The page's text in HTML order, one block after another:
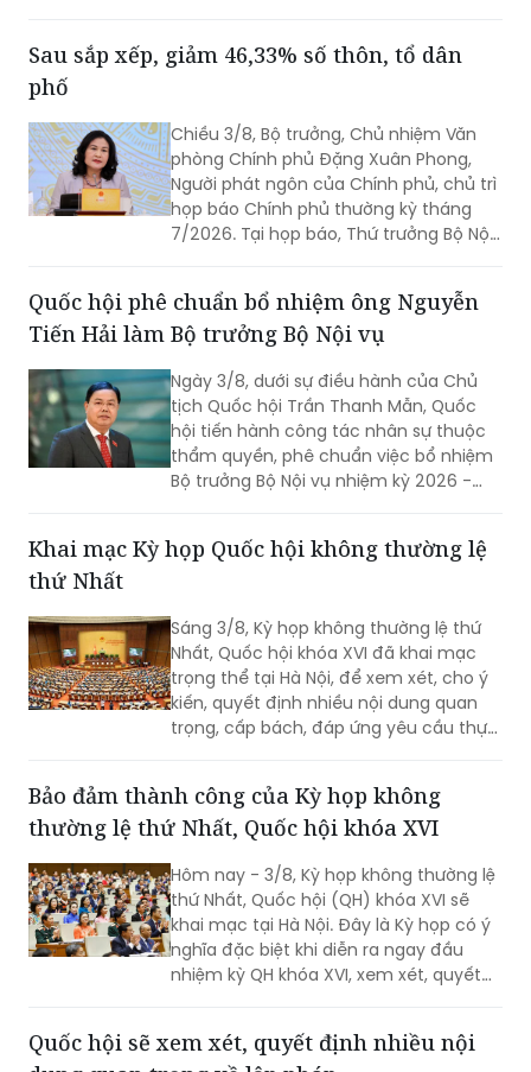
Sau sắp xếp, giảm 46,33% số thôn, tổ dân
phố
Chiều 3/8, Bộ trưởng, Chủ nhiệm Văn
phòng Chính phủ Đặng Xuân Phong,
Người phát ngôn của Chính phủ, chủ trì
họp báo Chính phủ thường kỳ tháng
7/2026. Tại họp báo, Thứ trưởng Bộ Nội
toàn quốc.
Quốc hội phê chuẩn bổ nhiệm ông Nguyễn
Tiến Hải làm Bộ trưởng Bộ Nội vụ
Ngày 3/8, dưới sự điều hành của Chủ
tịch Quốc hội Trần Thanh Mẫn, Quốc
hội tiến hành công tác nhân sự thuộc
thẩm quyền, phê chuẩn việc bổ nhiệm
Bộ trưởng Bộ Nội vụ nhiệm kỳ 2026 -
quyền Bộ trưởng Bộ Nội vụ.
Khai mạc Kỳ họp Quốc hội không thường lệ
thứ Nhất
Sáng 3/8, Kỳ họp không thường lệ thứ
Nhất, Quốc hội khóa XVI đã khai mạc
trọng thể tại Hà Nội, để xem xét, cho ý
kiến, quyết định nhiều nội dung quan
trọng, cấp bách, đáp ứng yêu cầu thực
Bảo đảm thành công của Kỳ họp không
thường lệ thứ Nhất, Quốc hội khóa XVI
Hôm nay - 3/8, Kỳ họp không thường lệ
thứ Nhất, Quốc hội (QH) khóa XVI sẽ
khai mạc tại Hà Nội. Đây là Kỳ họp có ý
nghĩa đặc biệt khi diễn ra ngay đầu
nhiệm kỳ QH khóa XVI, xem xét, quyết
và các vấn đề thuộc thẩm quyền của
Quốc hội sẽ xem xét, quyết định nhiều nội